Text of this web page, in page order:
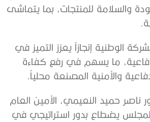
والسلامة للمنتجات، بما يتماشى
الوطنية إنجازاً يعزز التميز في
ما يسهم في رفع كفاءة
والأمنية المصنعة محلياً.
ناصر حميد النعيمي، الأمين العام
يضطاع بدور استراتيجي في